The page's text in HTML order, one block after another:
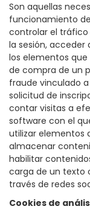
Son aquellas
funcionamiento
controlar el
la sesión, acceder
los elementos que
de compra de un
fraude vinculado
solicitud de
contar visitas a
software con el
utilizar elementos
almacenar
habilitar
carga de un texto
través de redes
Cookies de